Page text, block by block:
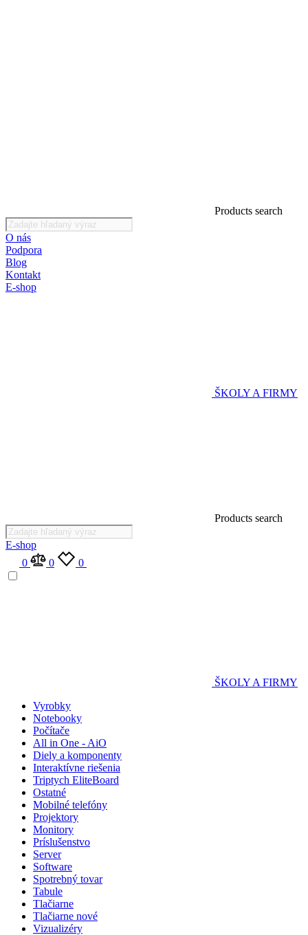
Products search
O nás
Podpora
Blog
Kontakt
E-shop
ŠKOLY A FIRMY
Products search
E-shop
0
0 0
ŠKOLY A FIRMY
Vyrobky
Notebooky
Počítače
All in One - AiO
Diely a komponenty
Interaktívne riešenia
Triptych EliteBoard
Ostatné
Mobilné telefóny
Projektory
Monitory
Príslušenstvo
Server
Software
Spotrebný tovar
Tabule
Tlačiarne
Tlačiarne nové
Vizualizéry